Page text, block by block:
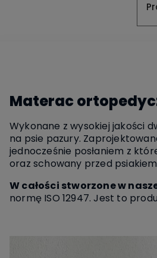
Materac
Wykonane z wysokiej jakości
na psie pazury.
jednocześnie posłaniem z
oraz schowany przed
W całości stworzone w
normę ISO 12947. Jest to